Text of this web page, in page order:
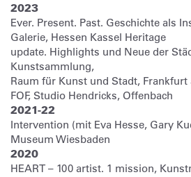
2023
Ever. Present. Past. Geschichte als
Galerie, Hessen Kassel Heritage
update. Highlights und Neue der
Kunstsammlung,
Raum für Kunst und Stadt, Frankfurt
FOF, Studio Hendricks, Offenbach
2021-22
Intervention (mit Eva Hesse, Gary
Museum Wiesbaden
2020
HEART – 100 artist. 1 mission,